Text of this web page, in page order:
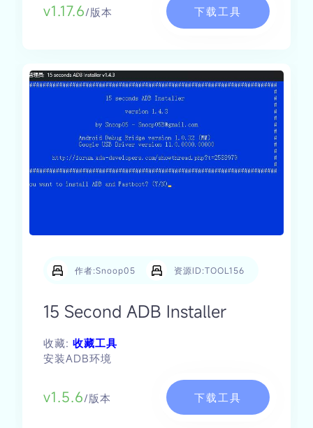
v1.17.6/版本 下载工具
作者:Snoop05 资源ID:TOOL156
15 Second ADB Installer
收藏:收藏工具
安装ADB环境
v1.5.6/版本 下载工具